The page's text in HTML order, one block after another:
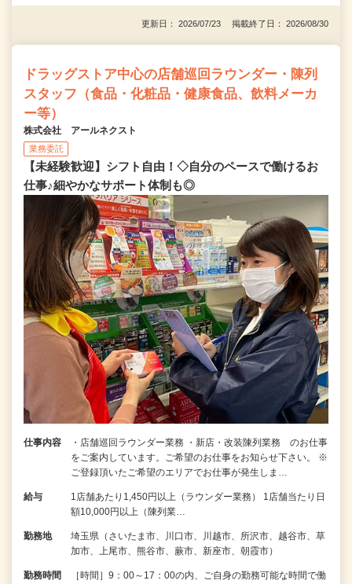
更新日： 2026/07/23 掲載終了日： 2026/08/30
ドラッグストア中心の店舗巡回ラウンダー・陳列
スタッフ（食品・化粧品・健康食品、飲料メーカ
ー等）
株式会社 アールネクスト
業務委託
【未経験歓迎】シフト自由！◇自分のペースで働けるお
仕事♪細やかなサポート体制も◎
仕事内容
・店舗巡回ラウンダー業務 ・新店・改装陳列業務 のお仕事
をご案内しています。ご希望のお仕事をお知らせ下さい。 ※
ご登録頂いたご希望のエリアでお仕事が発生しま…
給与
1店舗あたり1,450円以上（ラウンダー業務） 1店舗当たり日
額10,000円以上（陳列業…
勤務地
埼玉県（さいたま市、川口市、川越市、所沢市、越谷市、草
加市、上尾市、熊谷市、蕨市、新座市、朝霞市）
勤務時間
［時間］9：00～17：00の内、ご自身の勤務可能な時間で働